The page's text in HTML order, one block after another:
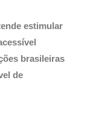
estimular
brasileiras
de